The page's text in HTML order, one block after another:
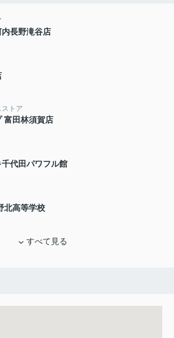
長野滝谷店
ストア
富田林須賀店
代田パワフル館
北高等学校
すべて見る